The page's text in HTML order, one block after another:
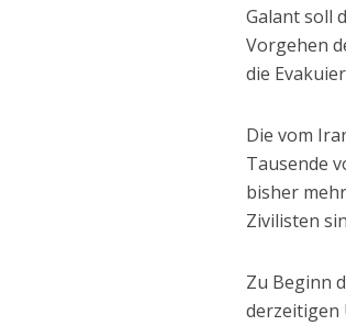
Galant soll
Vorgehen
die
Die vom
Tausende
bisher
Zivilisten
Zu Beginn
derzeitigen